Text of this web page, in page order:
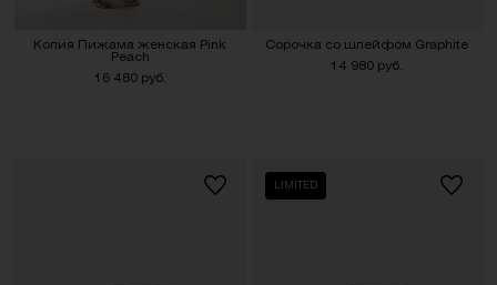
Копия Пижама женская Pink
Peach
16 480 руб.
Сорочка со шлейфом Graphite
14 980 руб.
LIMITED